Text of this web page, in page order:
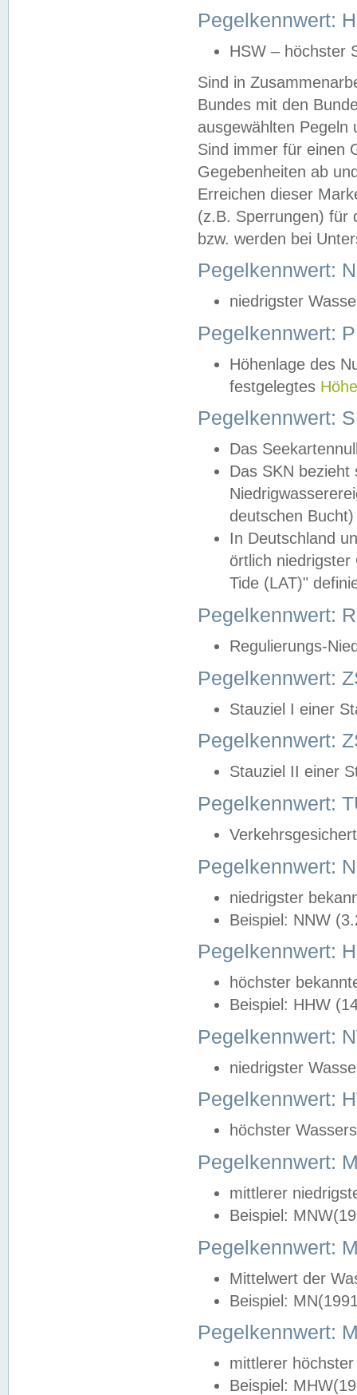
Pegelkennwert:
HSW – höchster
Sind in
Bundes mit den
ausgewählten
Sind immer für einen
Gegebenheiten ab
Erreichen dieser
(z.B. Sperrungen) für
bzw. werden bei
Pegelkennwert:
niedrigster
Pegelkennwert:
Höhenlage des
festgelegtes
Pegelkennwert:
Das
Das SKN
deutschen
In Deutschland
örtlich
Tide (LAT)"
Pegelkennwert:
Regulierungs-
Pegelkennwert:
Stauziel I einer
Pegelkennwert:
Stauziel II einer
Pegelkennwert:
Pegelkennwert:
niedrigster
Beispiel: NNW
Pegelkennwert:
höchster
Beispiel: HHW
Pegelkennwert:
niedrigster
Pegelkennwert:
höchster
Pegelkennwert:
mittlerer
Beispiel:
Pegelkennwert:
Mittelwert der
Beispiel:
Pegelkennwert:
mittlerer
Beispiel: